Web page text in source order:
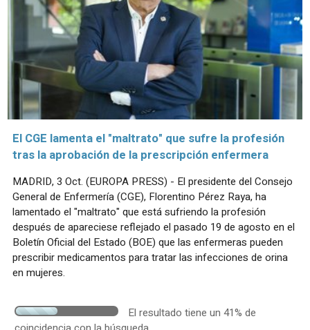
El CGE lamenta el "maltrato" que sufre la profesión
tras la aprobación de la prescripción enfermera
MADRID, 3 Oct. (EUROPA PRESS) - El presidente del Consejo
General de Enfermería (CGE), Florentino Pérez Raya, ha
lamentado el "maltrato" que está sufriendo la profesión
después de apareciese reflejado el pasado 19 de agosto en el
Boletín Oficial del Estado (BOE) que las enfermeras pueden
prescribir medicamentos para tratar las infecciones de orina
en mujeres.
El resultado tiene un 41% de